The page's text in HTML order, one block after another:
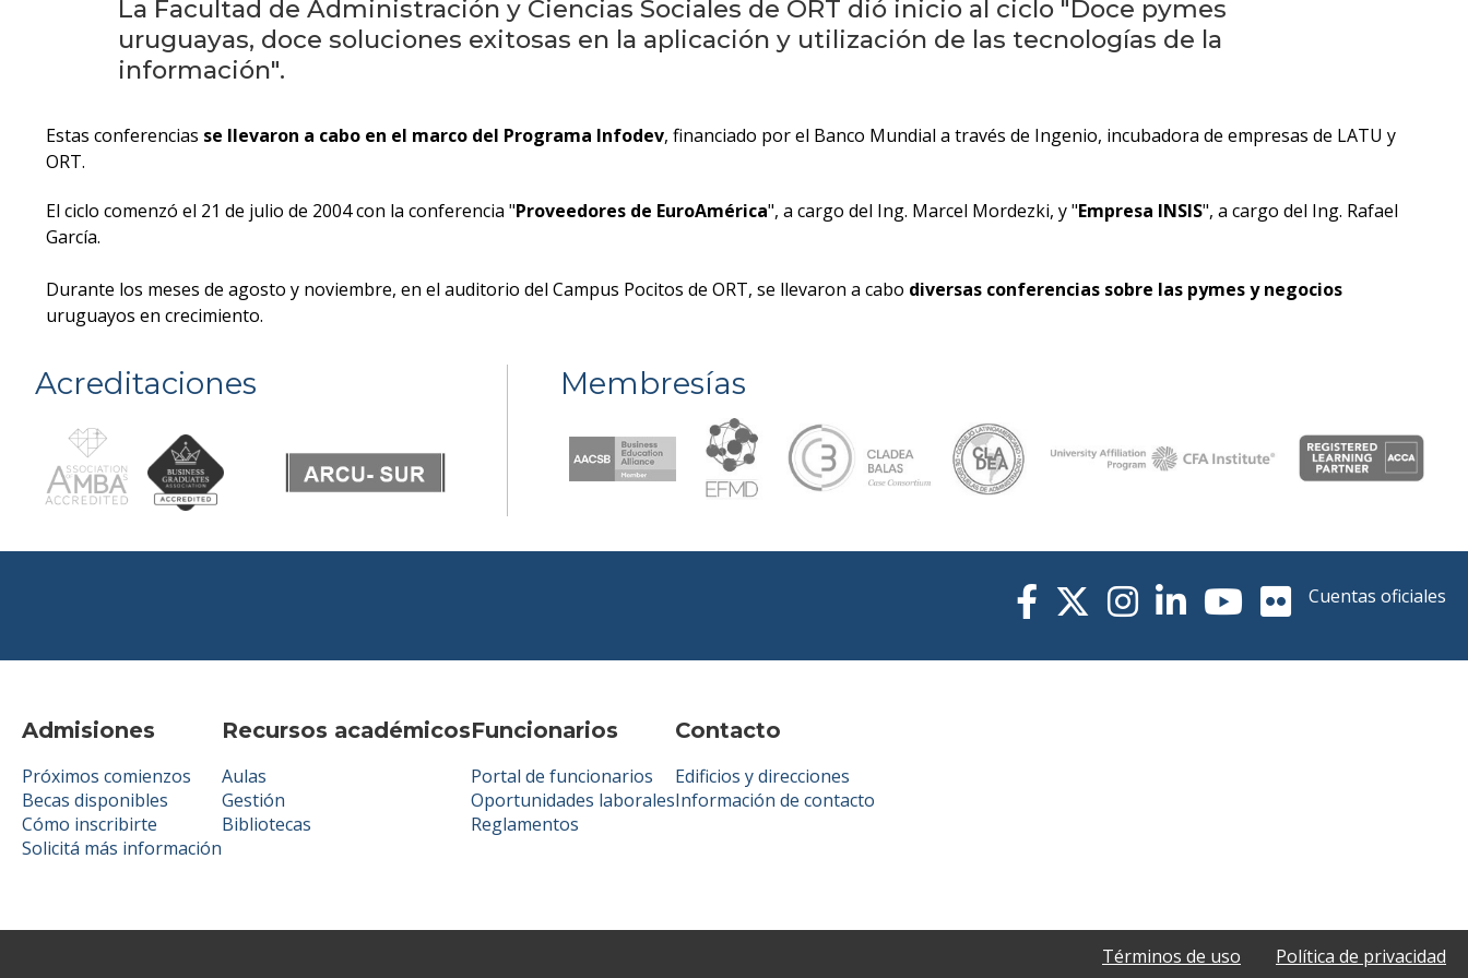
en
facultad
La Facultad de Administración y Ciencias Sociales de ORT dió inicio al ciclo "Doce pymes
uruguayas, doce soluciones exitosas en la aplicación y utilización de las tecnologías de la
información".
Estas conferencias se llevaron a cabo en el marco del Programa Infodev, financiado por el Banco Mundial a través de Ingenio, incubadora de empresas de LATU y
ORT.
El ciclo comenzó el 21 de julio de 2004 con la conferencia "Proveedores de EuroAmérica", a cargo del Ing. Marcel Mordezki, y "Empresa INSIS", a cargo del Ing. Rafael
García.
Durante los meses de agosto y noviembre, en el auditorio del Campus Pocitos de ORT, se llevaron a cabo diversas conferencias sobre las pymes y negocios
uruguayos en crecimiento.
Acreditaciones Membresías
Admisiones
Próximos comienzos
Becas disponibles
Cómo inscribirte
Solicitá más información
Recursos académicos
Aulas
Gestión
Bibliotecas
Funcionarios
Portal de funcionarios
Oportunidades laborales
Reglamentos
Contacto
Edificios y direcciones
Información de contacto
Cuentas oficiales
Términos de uso Política de privacidad